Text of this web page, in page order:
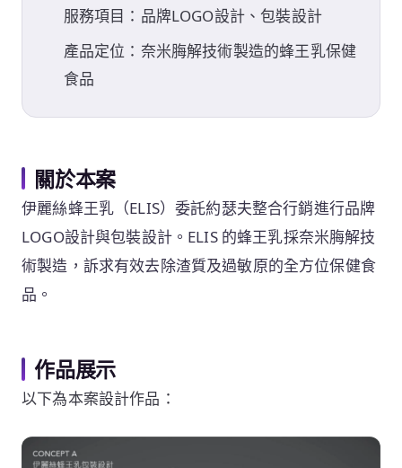
服務項目：品牌LOGO設計、包裝設計
產品定位：奈米脢解技術製造的蜂王乳保健
食品
關於本案
伊麗絲蜂王乳（ELIS）委託約瑟夫整合行銷進行品牌
LOGO設計與包裝設計。ELIS 的蜂王乳採奈米脢解技
術製造，訴求有效去除渣質及過敏原的全方位保健食
品。
作品展示
以下為本案設計作品：